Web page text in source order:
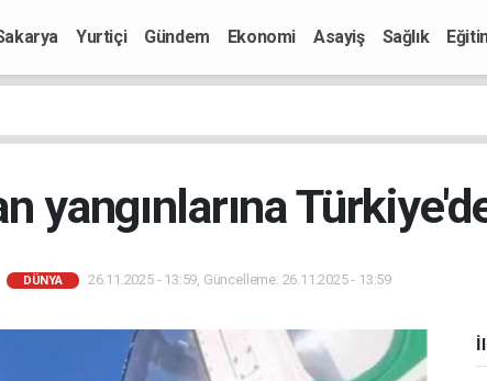
Yurtiçi Gündem Ekonomi Asayiş Sağlık
yangınlarına
DÜNYA 26.11.2025 - 13:59, Güncelleme: 26.11.2025 - 13:59